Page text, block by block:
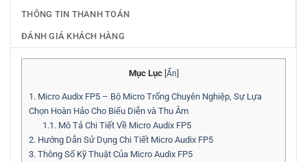
THÔNG TIN THANH TOÁN
ĐÁNH GIÁ KHÁCH HÀNG
Mục Lục [Ẩn]
1. Micro Audix FP5 – Bộ Micro Trống Chuyên Nghiệp, Sự Lựa
Chọn Hoàn Hảo Cho Biểu Diễn và Thu Âm
1.1. Mô Tả Chi Tiết Về Micro Audix FP5
2. Hướng Dẫn Sử Dụng Chi Tiết Micro Audix FP5
3. Thông Số Kỹ Thuật Của Micro Audix FP5